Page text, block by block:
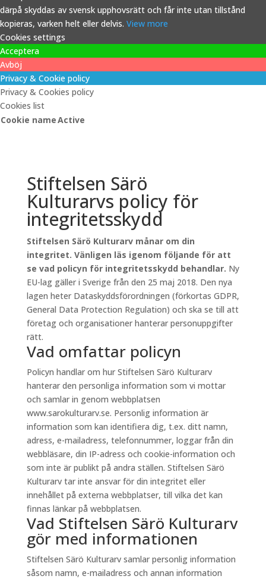
därpå skyddas av svensk upphovsrätt och får inte utan tillstånd
kopieras, varken helt eller delvis. View more
Cookies settings
Acceptera
Avböj
Privacy & Cookie policy
Privacy & Cookies policy
Cookies list
Cookie nameActive
Stiftelsen Särö
Kulturarvs policy för
integritetsskydd
Stiftelsen Särö Kulturarv månar om din
integritet. Vänligen läs igenom följande för att
se vad policyn för integritetsskydd behandlar. Ny
EU-lag gäller i Sverige från den 25 maj 2018. Den nya
lagen heter Dataskyddsförordningen (förkortas GDPR,
General Data Protection Regulation) och ska se till att
företag och organisationer hanterar personuppgifter
rätt.
Vad omfattar policyn
Policyn handlar om hur Stiftelsen Särö Kulturarv
hanterar den personliga information som vi mottar
och samlar in genom webbplatsen
www.sarokulturarv.se. Personlig information är
information som kan identifiera dig, t.ex. ditt namn,
adress, e-mailadress, telefonnummer, loggar från din
webbläsare, din IP-adress och cookie-information och
som inte är publikt på andra ställen. Stiftelsen Särö
Kulturarv tar inte ansvar för din integritet eller
innehållet på externa webbplatser, till vilka det kan
finnas länkar på webbplatsen.
Vad Stiftelsen Särö Kulturarv
gör med informationen
Stiftelsen Särö Kulturarv samlar personlig information
såsom namn, e-mailadress och annan information